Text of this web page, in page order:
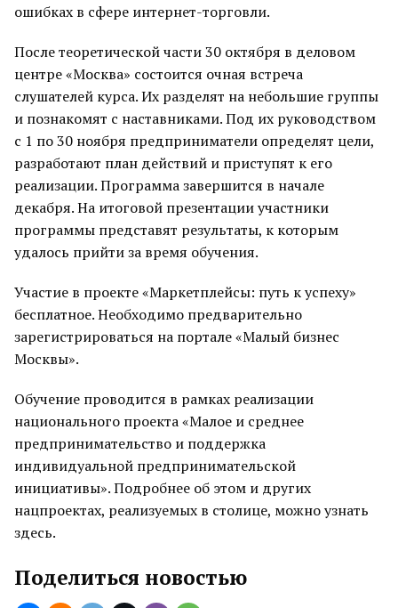
ошибках в сфере интернет-торговли.
После теоретической части 30 октября в деловом
центре «Москва» состоится очная встреча
слушателей курса. Их разделят на небольшие группы
и познакомят с наставниками. Под их руководством
с 1 по 30 ноября предприниматели определят цели,
разработают план действий и приступят к его
реализации. Программа завершится в начале
декабря. На итоговой презентации участники
программы представят результаты, к которым
удалось прийти за время обучения.
Участие в проекте «Маркетплейсы: путь к успеху»
бесплатное. Необходимо предварительно
зарегистрироваться на портале «Малый бизнес
Москвы».
Обучение проводится в рамках реализации
национального проекта «Малое и среднее
предпринимательство и поддержка
индивидуальной предпринимательской
инициативы». Подробнее об этом и других
нацпроектах, реализуемых в столице, можно узнать
здесь.
Поделиться новостью